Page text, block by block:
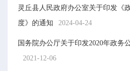
灵丘县人民政府办公室关于印发《
度》的通知
2024-04-24
国务院办公厅关于印发2020年政务
2021-12-06